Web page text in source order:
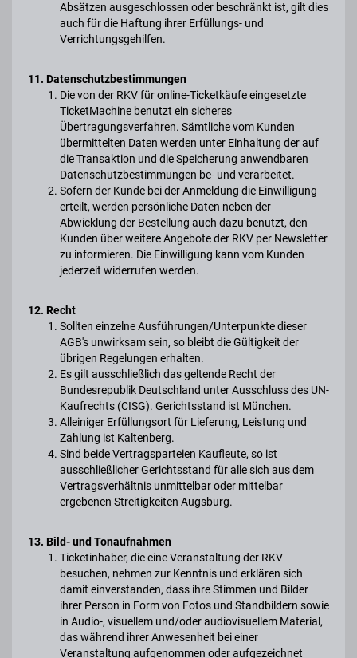
Absätzen ausgeschlossen oder beschränkt ist, gilt dies
auch für die Haftung ihrer Erfüllungs- und
Verrichtungsgehilfen.
11. Datenschutzbestimmungen
Die von der RKV für online-Ticketkäufe eingesetzte
TicketMachine benutzt ein sicheres
Übertragungsverfahren. Sämtliche vom Kunden
übermittelten Daten werden unter Einhaltung der auf
die Transaktion und die Speicherung anwendbaren
Datenschutzbestimmungen be- und verarbeitet.
Sofern der Kunde bei der Anmeldung die Einwilligung
erteilt, werden persönliche Daten neben der
Abwicklung der Bestellung auch dazu benutzt, den
Kunden über weitere Angebote der RKV per Newsletter
zu informieren. Die Einwilligung kann vom Kunden
jederzeit widerrufen werden.
12. Recht
Sollten einzelne Ausführungen/Unterpunkte dieser
AGB's unwirksam sein, so bleibt die Gültigkeit der
übrigen Regelungen erhalten.
Es gilt ausschließlich das geltende Recht der
Bundesrepublik Deutschland unter Ausschluss des UN-
Kaufrechts (CISG). Gerichtsstand ist München.
Alleiniger Erfüllungsort für Lieferung, Leistung und
Zahlung ist Kaltenberg.
Sind beide Vertragsparteien Kaufleute, so ist
ausschließlicher Gerichtsstand für alle sich aus dem
Vertragsverhältnis unmittelbar oder mittelbar
ergebenen Streitigkeiten Augsburg.
13. Bild- und Tonaufnahmen
Ticketinhaber, die eine Veranstaltung der RKV
besuchen, nehmen zur Kenntnis und erklären sich
damit einverstanden, dass ihre Stimmen und Bilder
ihrer Person in Form von Fotos und Standbildern sowie
in Audio-, visuellem und/oder audiovisuellem Material,
das während ihrer Anwesenheit bei einer
Veranstaltung aufgenommen oder aufgezeichnet